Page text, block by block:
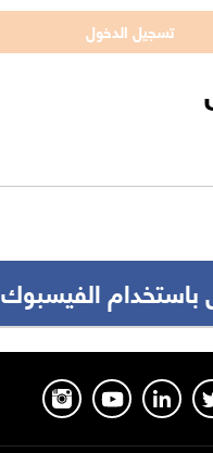
باستخدام الفيسبوك